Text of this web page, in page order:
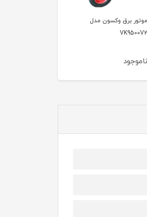
موتور برق وکسون مدل
VK9500V
ناموجود